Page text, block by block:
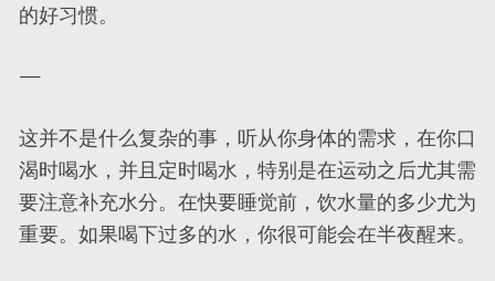
的好习惯。
—
这并不是什么复杂的事，听从你身体的需求，在你口
渴时喝水，并且定时喝水，特别是在运动之后尤其需
要注意补充水分。在快要睡觉前，饮水量的多少尤为
重要。如果喝下过多的水，你很可能会在半夜醒来。